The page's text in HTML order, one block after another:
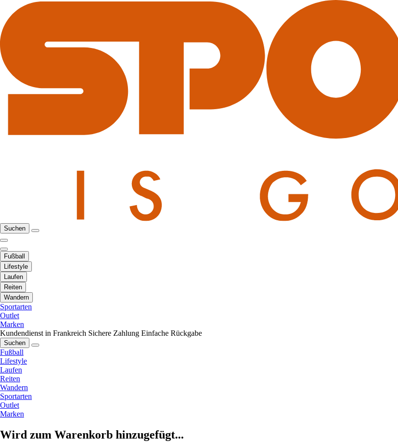
Suchen
Fußball
Lifestyle
Laufen
Reiten
Wandern
Sportarten
Outlet
Marken
Kundendienst in Frankreich Sichere Zahlung Einfache Rückgabe
Suchen
Fußball
Lifestyle
Laufen
Reiten
Wandern
Sportarten
Outlet
Marken
Wird zum Warenkorb hinzugefügt...